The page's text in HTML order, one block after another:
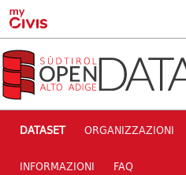
Skip to main content
DATASET ORGANIZZAZIONI
INFORMAZIONI FAQ